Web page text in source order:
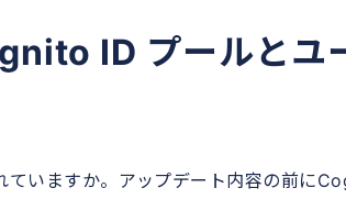
ID プールとユ
いますか。アップデート内容の前に